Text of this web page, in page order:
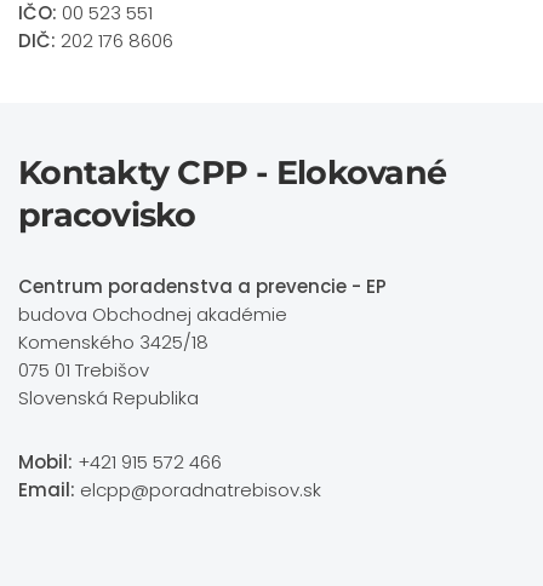
IČO: 00 523 551
DIČ: 202 176 8606
Kontakty CPP - Elokované
pracovisko
Centrum poradenstva a prevencie - EP
budova Obchodnej akadémie
Komenského 3425/18
075 01 Trebišov
Slovenská Republika
Mobil: +421 915 572 466
Email: elcpp@poradnatrebisov.sk